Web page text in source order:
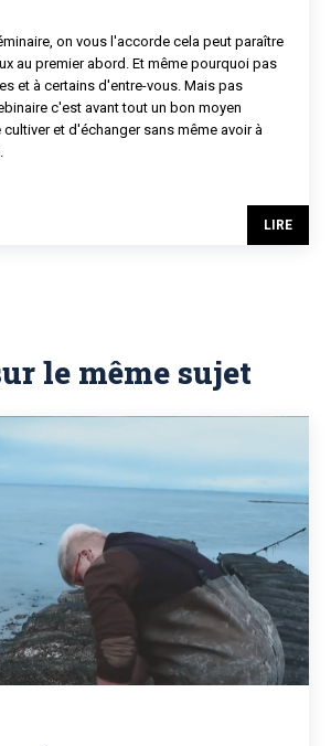
on vous l'accorde cela peut paraître
au premier abord. Et même pourquoi pas
et à certains d'entre-vous. Mais pas
c'est avant tout un bon moyen
et d'échanger sans même avoir à
LIRE
le même sujet